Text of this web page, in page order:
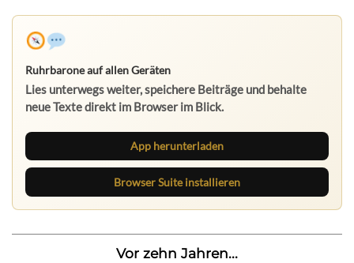
Ruhrbarone auf allen Geräten
Lies unterwegs weiter, speichere Beiträge und behalte
neue Texte direkt im Browser im Blick.
App herunterladen
Browser Suite installieren
Vor zehn Jahren...